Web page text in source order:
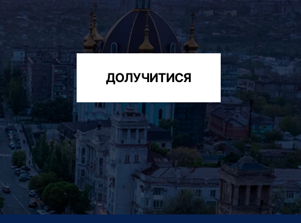
ДОЛУЧИТИСЯ